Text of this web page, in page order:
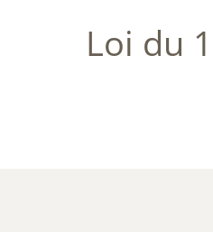
Loi du